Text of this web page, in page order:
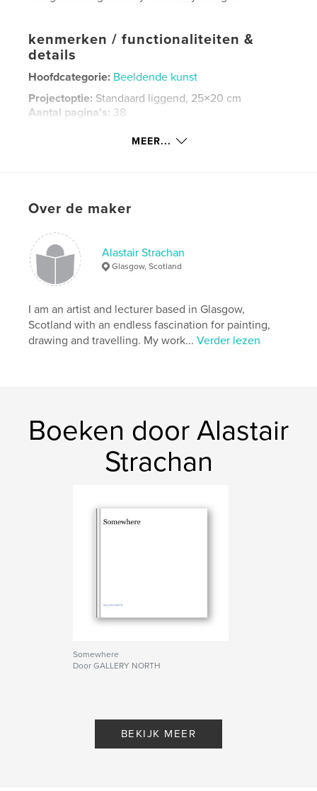
kenmerken / functionaliteiten &
details
Hoofdcategorie: Beeldende kunst
Projectoptie: Standaard liggend, 25×20 cm
Aantal pagina's: 38
mei 09, 2011
artist , sketchbook
MEER...
Over de maker
Alastair Strachan
Glasgow, Scotland
I am an artist and lecturer based in Glasgow,
Scotland with an endless fascination for painting,
drawing and travelling. My work...Verder lezen
Boeken door Alastair
Strachan
Somewhere
Door GALLERY NORTH
BEKIJK MEER